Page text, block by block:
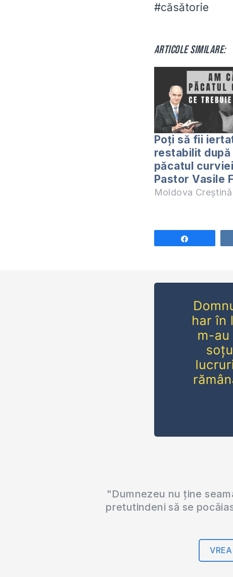
#căsătorie
Articole similare:
Poți să fii
restabilit după
păcatul
Pastor Vasile
Moldova Creștină
"Dumnezeu nu ține
pretutindeni să se